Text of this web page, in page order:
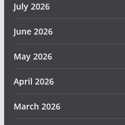
July 2026
June 2026
May 2026
April 2026
March 2026